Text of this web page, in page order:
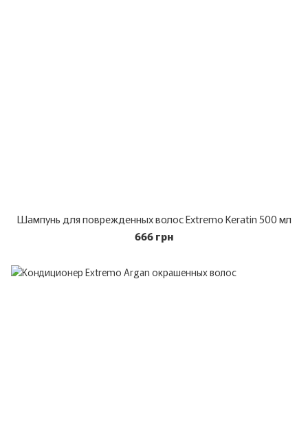
Шампунь для поврежденных волос Extremo Keratin 500 мл
666 грн